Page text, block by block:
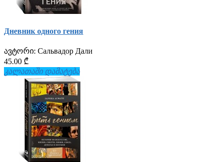
Дневник одного гения
ავტორი: Сальвадор Дали
45.00 ₾
კალათაში დამატება